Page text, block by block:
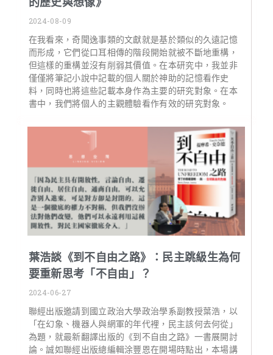
2024-08-09
在我看來，奇聞逸事類的文獻就是基於類似的久遠記憶
而形成，它們從口耳相傳的階段開始就被不斷地重構，
但這樣的重構並沒有削弱其價值。在本研究中，我並非
僅僅將筆記小說中記載的個人關於神助的記憶看作史
料，同時也將這些記載本身作為主要的研究對象。在本
書中，我們將個人的主觀體驗看作有效的研究對象。
葉浩談《到不自由之路》：民主跳級生為何
要重新思考「不自由」？
2024-06-27
聯經出版邀請到國立政治大學政治學系副教授葉浩，以
「在幻象、機器人與網軍的年代裡，民主該何去何從」
為題，就最新翻譯出版的《到不自由之路》一書展開討
論。誠如聯經出版總編輯涂豐恩在開場時點出，本場講